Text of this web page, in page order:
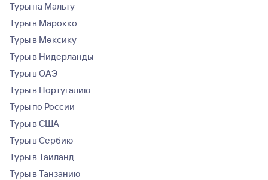
Туры на Мальту
Туры в Марокко
Туры в Мексику
Туры в Нидерланды
Туры в ОАЭ
Туры в Португалию
Туры по России
Туры в США
Туры в Сербию
Туры в Таиланд
Туры в Танзанию